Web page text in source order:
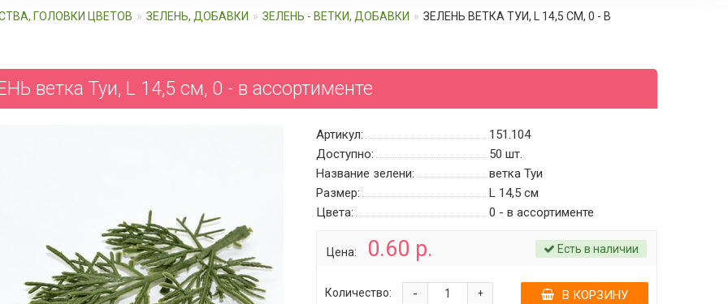
ГОЛОВКИ ЦВЕТОВ ЗЕЛЕНЬ, ДОБАВКИ ЗЕЛЕНЬ - ВЕТКИ, ДОБАВКИ
ЗЕЛЕНЬ ВЕТКА ТУИ, L 14,5 СМ, 0 - В
ветка Туи, L 14,5 см, 0 - в ассортименте
Артикул:
151.104
Доступно:
50 шт.
Название зелени:
ветка Туи
Размер:
L 14,5 см
Цвета:
0 - в ассортименте
Цена: 0.60 р. Есть в наличии
Количество: +
- В КОРЗИНУ